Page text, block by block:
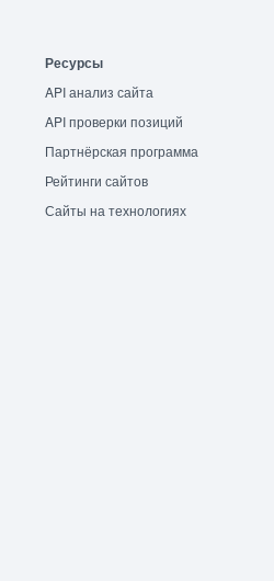
Ресурсы
API анализ сайта
API проверки позиций
Партнёрская программа
Рейтинги сайтов
Сайты на технологиях